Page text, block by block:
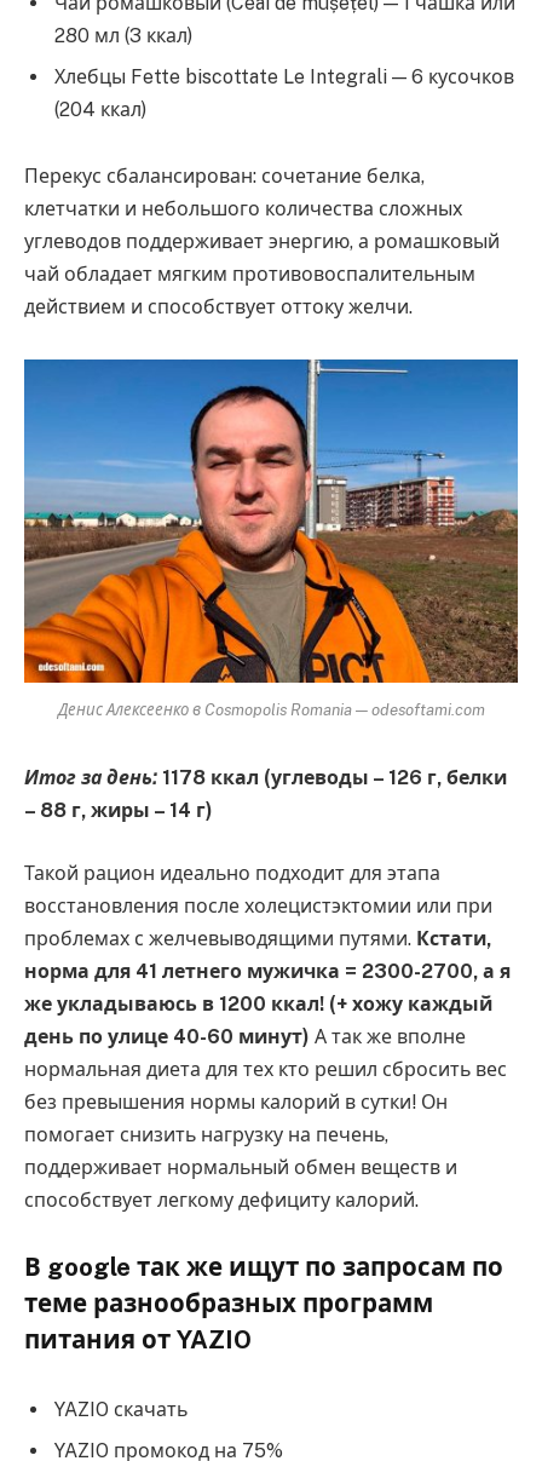
280 мл (3 ккал)
Хлебцы Fette biscottate Le Integrali — 6 кусочков
(204 ккал)
Перекус сбалансирован: сочетание белка,
клетчатки и небольшого количества сложных
углеводов поддерживает энергию, а ромашковый
чай обладает мягким противовоспалительным
действием и способствует оттоку желчи.
Денис Алексеенко в Cosmopolis Romania — odesoftami.com
Итог за день: 1178 ккал (углеводы – 126 г, белки
– 88 г, жиры – 14 г)
Такой рацион идеально подходит для этапа
восстановления после холецистэктомии или при
проблемах с желчевыводящими путями. Кстати,
норма для 41 летнего мужичка = 2300-2700, а я
же укладываюсь в 1200 ккал! (+ хожу каждый
день по улице 40-60 минут) А так же вполне
нормальная диета для тех кто решил сбросить вес
без превышения нормы калорий в сутки! Он
помогает снизить нагрузку на печень,
поддерживает нормальный обмен веществ и
способствует легкому дефициту калорий.
В google так же ищут по запросам по
теме разнообразных программ
питания от YAZIO
YAZIO скачать
YAZIO промокод на 75%